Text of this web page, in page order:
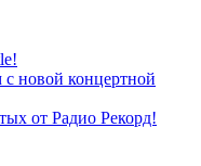
новой концертной
от Радио Рекорд!